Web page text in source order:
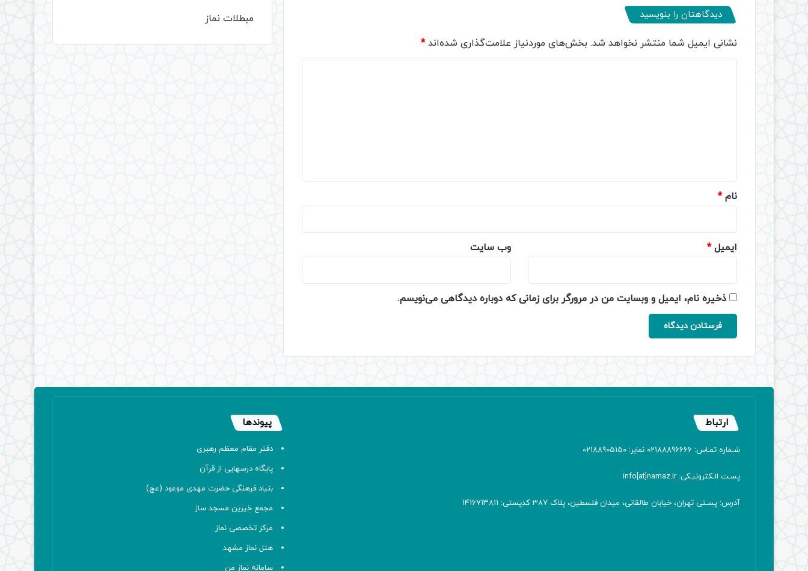
دیدگاهتان را بنویسید
نشانی ایمیل شما منتشر نخواهد شد. بخش‌های موردنیاز علامت‌گذاری شده‌اند*
نام*
ایمیل* وب‌ سایت
ذخیره نام، ایمیل و وبسایت من در مرورگر برای زمانی که دوباره دیدگاهی می‌نویسم.
مبطلات نماز
ارتباط
شـماره تمـاس: 02188896666 نمابر: 02188905150
پسـت الـکترونیـکی: info[at]namaz.ir
آدرس: پسـتی تهران، خیابان طالقانی، میدان فلسطین، پلاک 387 کدپستی: ۱۴۱۶۷۱۳۸۱۱
پیوندها
دفتر مقام معظم رهبری
پایگاه درسهایی از قرآن
بنیاد فرهنگی حضرت مهدی موعود (عج)
مجمع خیرین مسجد ساز
مرکز تخصصی نماز
هتل نماز مشهد
سامانه نماز من